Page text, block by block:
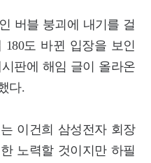
버블 붕괴에 내기를 걸
도 바뀐 입장을 보인
판에 해임 글이 올라온
다.
이건희 삼성전자 회장
노력할 것이지만 하필